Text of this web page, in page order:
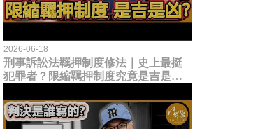
2026-06-18
刑事訴訟法羈押制度修法｜史上最挺
犯罪者？限縮羈押制度究竟是吉是